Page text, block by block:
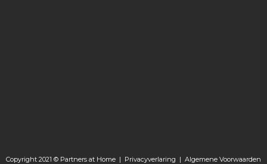
Copyright 2021 © Partners at Home | Privacyverlaring | Algemene Voorwaarden